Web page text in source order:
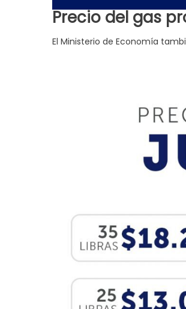
Precio del gas
El Ministerio de Economía